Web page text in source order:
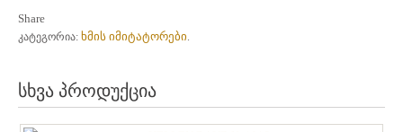
Share
კატეგორია: ხმის იმიტატორები.
სხვა პროდუქცია